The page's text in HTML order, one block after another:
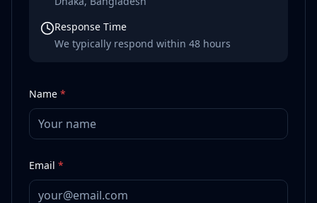
Response Time
We typically respond within 48 hours
Name *
Email *